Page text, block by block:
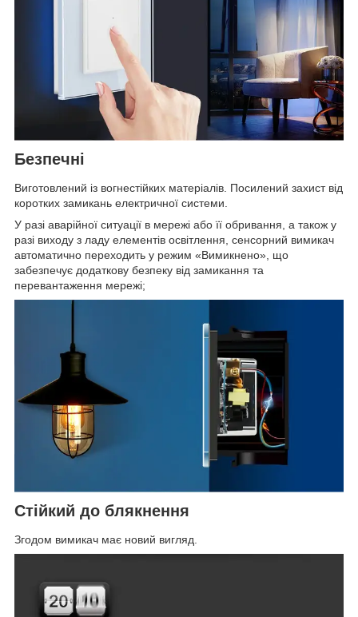
Безпечні
Виготовлений із вогнестійких матеріалів. Посилений захист від
коротких замикань електричної системи.
У разі аварійної ситуації в мережі або її обривання, а також у
разі виходу з ладу елементів освітлення, сенсорний вимикач
автоматично переходить у режим «Вимикнено», що
забезпечує додаткову безпеку від замикання та
перевантаження мережі;
Стійкий до блякнення
Згодом вимикач має новий вигляд.